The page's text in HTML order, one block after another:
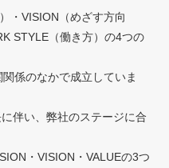
・VISION（めざす方向
STYLE（働き方）の4つの
係のなかで成立していま
伴い、弊社のステージに合
・VISION・VALUEの3つ